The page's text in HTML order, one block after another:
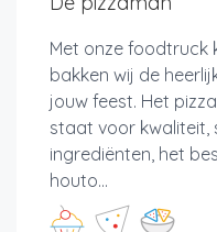
Met onze foodtruck
bakken wij de
jouw feest. Het
staat voor kwaliteit,
ingrediënten, het
houto...